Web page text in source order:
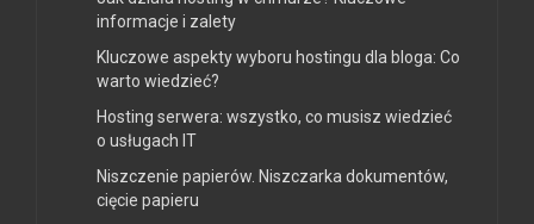
informacje i zalety
Kluczowe aspekty wyboru hostingu dla bloga: Co
warto wiedzieć?
Hosting serwera: wszystko, co musisz wiedzieć
o usługach IT
Niszczenie papierów. Niszczarka dokumentów,
cięcie papieru